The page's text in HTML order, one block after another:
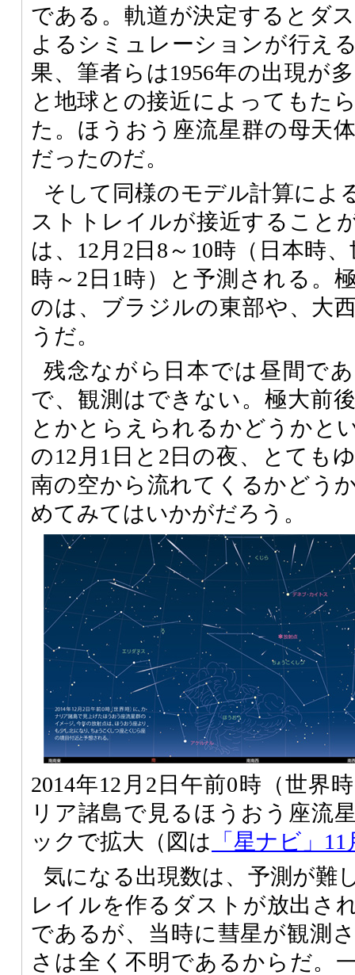
である。軌道が決定するとダ
よるシミュレーションが行え
果、筆者らは1956年の出現が
と地球との接近によってもた
た。ほうおう座流星群の母天
だったのだ。
そして同様のモデル計算によ
ストトレイルが接近すること
は、12月2日8～10時（日本時
時～2日1時）と予測される。
のは、ブラジルの東部や、大
うだ。
残念ながら日本では昼間で
で、観測はできない。極大前
とかとらえられるかどうかと
の12月1日と2日の夜、とても
南の空から流れてくるかどう
めてみてはいかがだろう。
2014年12月2日午前0時（世界
リア諸島で見るほうおう座流
ックで拡大（図は 「星ナビ」11
気になる出現数は、予測が難
レイルを作るダストが放出さ
であるが、当時に彗星が観測
さは全く不明であるからだ。